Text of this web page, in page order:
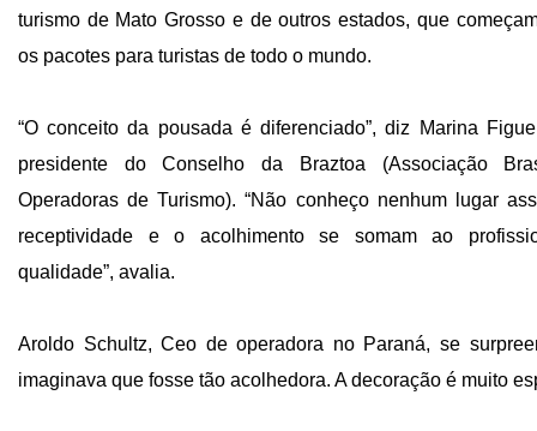
turismo de Mato Grosso e de outros estados, que
os pacotes para turistas de todo o mundo.
“O conceito da pousada é diferenciado”, diz Marina
presidente do Conselho da Braztoa (Associação
Operadoras de Turismo). “Não conheço nenhum lugar
receptividade e o acolhimento se somam ao
qualidade”, avalia.
Aroldo Schultz, Ceo de operadora no Paraná, se
imaginava que fosse tão acolhedora. A decoração é muito